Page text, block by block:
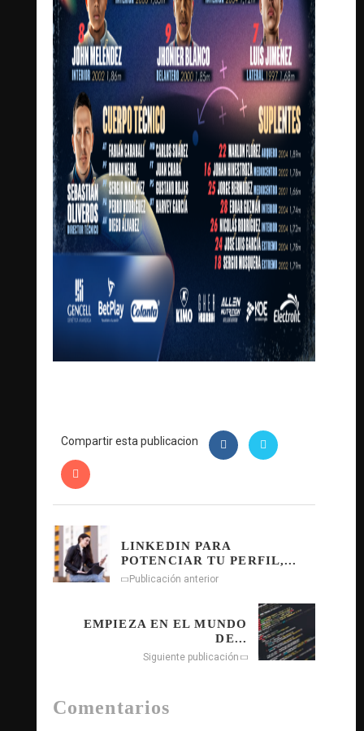
Compartir esta publicacion
LINKEDIN PARA
POTENCIAR TU PERFIL,...
Publicación anterior
EMPIEZA EN EL MUNDO
DE...
Siguiente publicación
Comentarios